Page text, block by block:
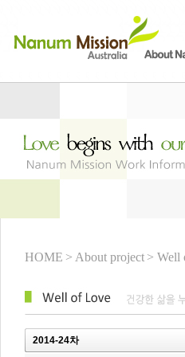
HOME > About project > Well
2014-24차